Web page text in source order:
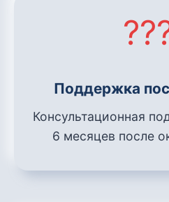
Поддержка
Консультационная
6 месяцев после